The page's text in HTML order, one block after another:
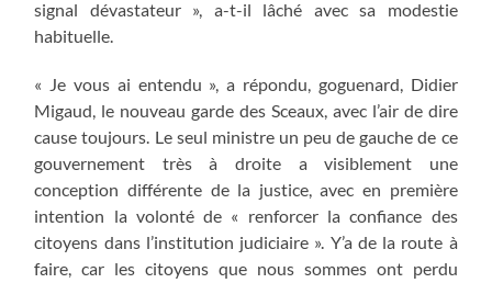
signal dévastateur », a-t-il lâché avec sa modestie
habituelle.
« Je vous ai entendu », a répondu, goguenard, Didier
Migaud, le nouveau garde des Sceaux, avec l’air de dire
cause toujours. Le seul ministre un peu de gauche de ce
gouvernement très à droite a visiblement une
conception différente de la justice, avec en première
intention la volonté de « renforcer la confiance des
citoyens dans l’institution judiciaire ». Y’a de la route à
faire, car les citoyens que nous sommes ont perdu